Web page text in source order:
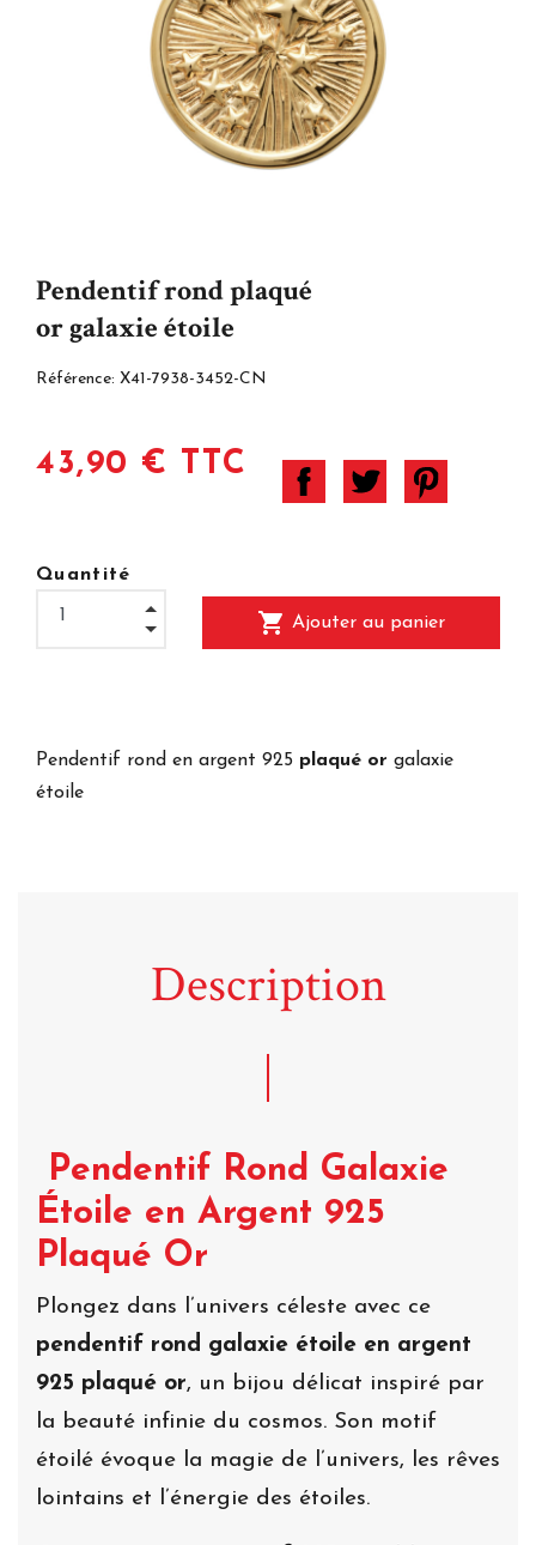
Pendentif rond plaqué
or galaxie étoile
Référence: X41-7938-3452-CN
43,90 € TTC
Quantité
shopping_cart Ajouter au panier
Pendentif rond en argent 925 plaqué or galaxie
étoile
Description
Pendentif Rond Galaxie
Étoile en Argent 925
Plaqué Or
Plongez dans l’univers céleste avec ce
pendentif rond galaxie étoile en argent
925 plaqué or, un bijou délicat inspiré par
la beauté infinie du cosmos. Son motif
étoilé évoque la magie de l’univers, les rêves
lointains et l’énergie des étoiles.